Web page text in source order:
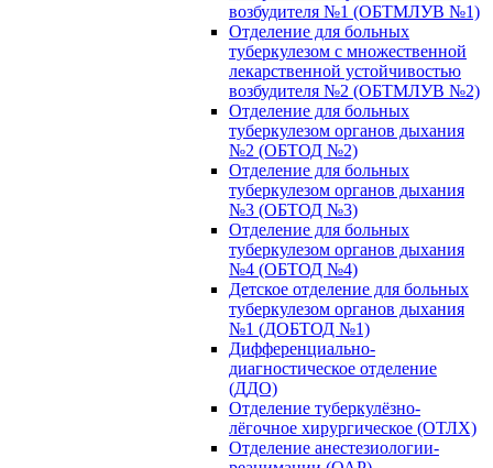
возбудителя №1 (ОБТМЛУВ №1)
Отделение для больных
туберкулезом с множественной
лекарственной устойчивостью
возбудителя №2 (ОБТМЛУВ №2)
Отделение для больных
туберкулезом органов дыхания
№2 (ОБТОД №2)
Отделение для больных
туберкулезом органов дыхания
№3 (ОБТОД №3)
Отделение для больных
туберкулезом органов дыхания
№4 (ОБТОД №4)
Детское отделение для больных
туберкулезом органов дыхания
№1 (ДОБТОД №1)
Дифференциально-
диагностическое отделение
(ДДО)
Отделение туберкулёзно-
лёгочное хирургическое (ОТЛХ)
Отделение анестезиологии-